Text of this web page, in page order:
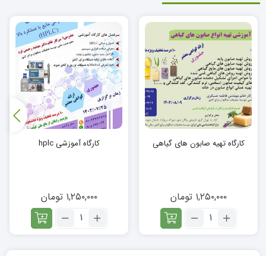
کارگاه تهیه صابون های گیاهی
۱,۲۵۰,۰۰۰ تومان
تعداد:
کارگاه آموزشی hplc
۱,۲۵۰,۰۰۰ تومان
تعداد: